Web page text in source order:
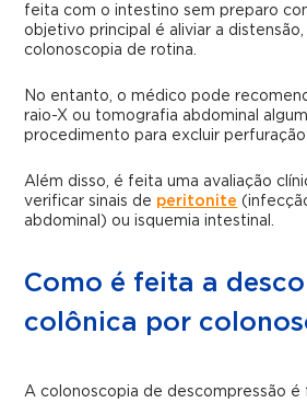
feita com o intestino sem preparo
objetivo principal é aliviar a
colonoscopia de rotina.
No entanto, o médico pode
raio-X ou tomografia abdominal
procedimento para excluir
Além disso, é feita uma avaliação
verificar sinais de peritonite
abdominal) ou isquemia intestinal.
Como é feita a
colônica por
A colonoscopia de descompressão é